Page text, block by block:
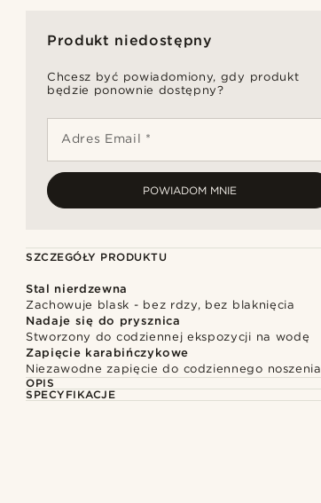
Produkt niedostępny
Chcesz być powiadomiony, gdy produkt
będzie ponownie dostępny?
Adres Email *
POWIADOM MNIE
SZCZEGÓŁY PRODUKTU
Stal nierdzewna
Zachowuje blask - bez rdzy, bez blaknięcia
Nadaje się do prysznica
Stworzony do codziennej ekspozycji na wodę
Zapięcie karabińczykowe
Niezawodne zapięcie do codziennego noszenia
OPIS
SPECYFIKACJE